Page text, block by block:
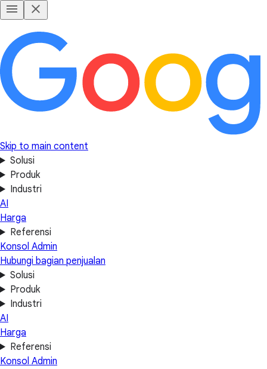
Skip to main content
Solusi
Produk
Industri
AI
Harga
Referensi
Konsol Admin
Hubungi bagian penjualan
Solusi
Produk
Industri
AI
Harga
Referensi
Konsol Admin